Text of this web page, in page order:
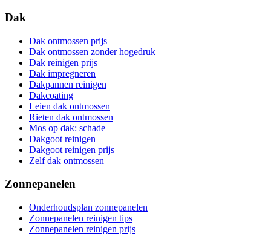
Dak
Dak ontmossen prijs
Dak ontmossen zonder hogedruk
Dak reinigen prijs
Dak impregneren
Dakpannen reinigen
Dakcoating
Leien dak ontmossen
Rieten dak ontmossen
Mos op dak: schade
Dakgoot reinigen
Dakgoot reinigen prijs
Zelf dak ontmossen
Zonnepanelen
Onderhoudsplan zonnepanelen
Zonnepanelen reinigen tips
Zonnepanelen reinigen prijs